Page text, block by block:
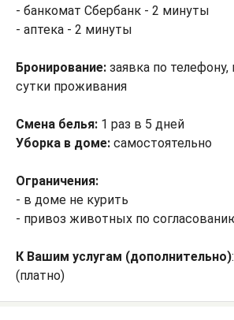
- банкомат Сбербанк - 2 минуты
- аптека - 2 минуты
Бронирование: заявка по телефону,
сутки проживания
Смена белья: 1 раз в 5 дней
Уборка в доме: самостоятельно
Ограничения:
- в доме не курить
- привоз животных по
К Вашим услугам (дополнительно)
(платно)